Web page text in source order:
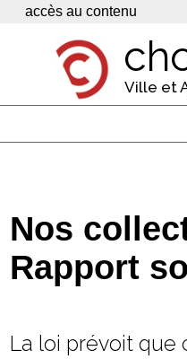
Panneau de gestion des cookies
accès au contenu
Ville et
Economie
Services
Nos
Rapport
La loi prévoit que